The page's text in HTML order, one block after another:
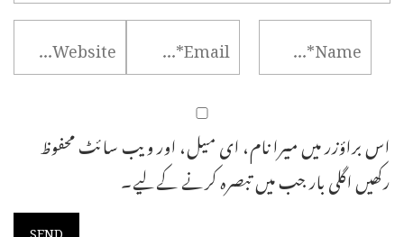
اس براؤزر میں میرا نام، ای میل، اور ویب سائٹ محفوظ
رکھیں اگلی بار جب میں تبصرہ کرنے کےلیے۔